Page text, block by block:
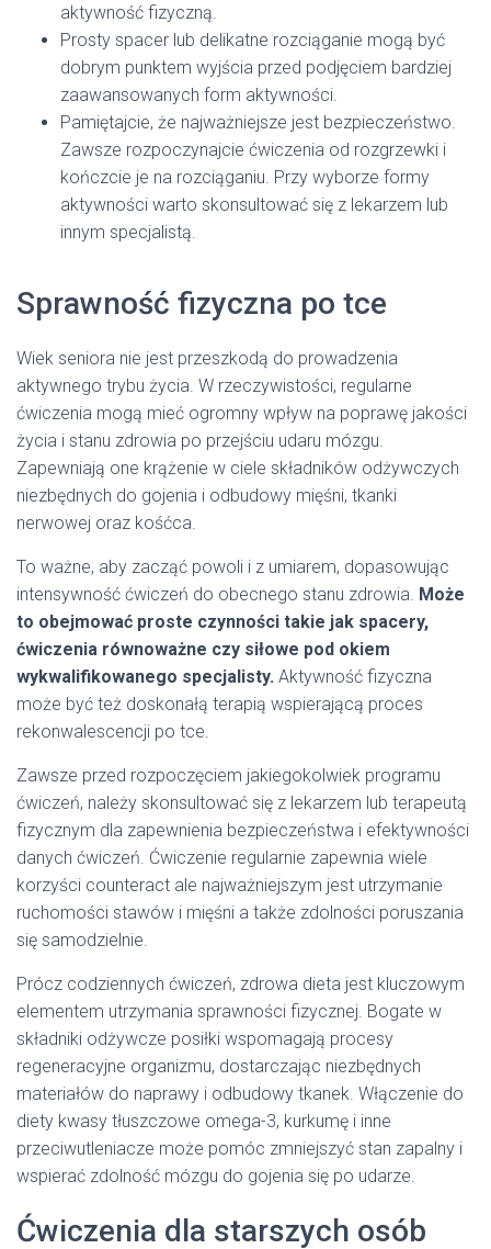
aktywność fizyczną.
Prosty spacer lub delikatne rozciąganie mogą być
dobrym punktem wyjścia przed podjęciem bardziej
zaawansowanych form aktywności.
Pamiętajcie, że najważniejsze jest bezpieczeństwo.
Zawsze rozpoczynajcie ćwiczenia od rozgrzewki i
kończcie je na rozciąganiu. Przy wyborze formy
aktywności warto skonsultować się z lekarzem lub
innym specjalistą.
Sprawność fizyczna po tce
Wiek seniora nie jest przeszkodą do prowadzenia
aktywnego trybu życia. W rzeczywistości, regularne
ćwiczenia mogą mieć ogromny wpływ na poprawę jakości
życia i stanu zdrowia po przejściu udaru mózgu.
Zapewniają one krążenie w ciele składników odżywczych
niezbędnych do gojenia i odbudowy mięśni, tkanki
nerwowej oraz kośćca.
To ważne, aby zacząć powoli i z umiarem, dopasowując
intensywność ćwiczeń do obecnego stanu zdrowia. Może
to obejmować proste czynności takie jak spacery,
ćwiczenia równoważne czy siłowe pod okiem
wykwalifikowanego specjalisty. Aktywność fizyczna
może być też doskonałą terapią wspierającą proces
rekonwalescencji po tce.
Zawsze przed rozpoczęciem jakiegokolwiek programu
ćwiczeń, należy skonsultować się z lekarzem lub terapeutą
fizycznym dla zapewnienia bezpieczeństwa i efektywności
danych ćwiczeń. Ćwiczenie regularnie zapewnia wiele
korzyści counteract ale najważniejszym jest utrzymanie
ruchomości stawów i mięśni a także zdolności poruszania
się samodzielnie.
Prócz codziennych ćwiczeń, zdrowa dieta jest kluczowym
elementem utrzymania sprawności fizycznej. Bogate w
składniki odżywcze posiłki wspomagają procesy
regeneracyjne organizmu, dostarczając niezbędnych
materiałów do naprawy i odbudowy tkanek. Włączenie do
diety kwasy tłuszczowe omega-3, kurkumę i inne
przeciwutleniacze może pomóc zmniejszyć stan zapalny i
wspierać zdolność mózgu do gojenia się po udarze.
Ćwiczenia dla starszych osób